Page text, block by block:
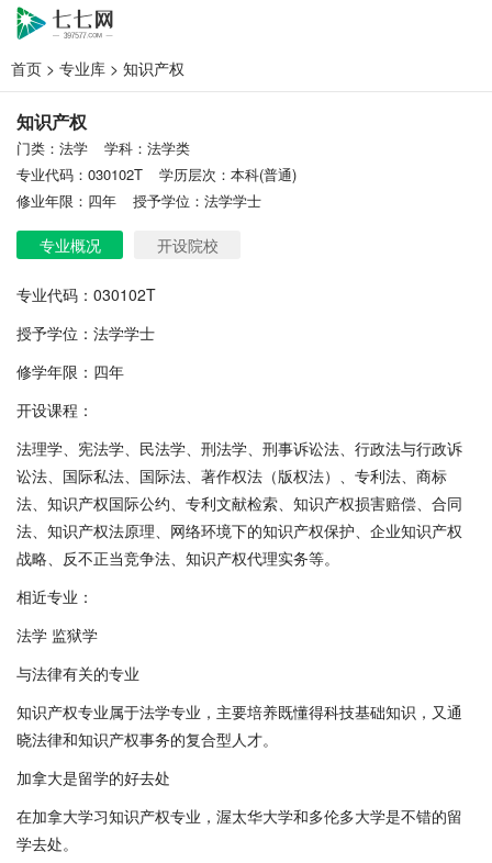
首页 > 专业库 > 知识产权
知识产权
门类：法学
学科：法学类
专业代码：030102T
学历层次：本科(普通)
修业年限：四年
授予学位：法学学士
专业概况 开设院校
专业代码：030102T
授予学位：法学学士
修学年限：四年
开设课程：
法理学、宪法学、民法学、刑法学、刑事诉讼法、行政法与行政诉
讼法、国际私法、国际法、著作权法（版权法）、专利法、商标
法、知识产权国际公约、专利文献检索、知识产权损害赔偿、合同
法、知识产权法原理、网络环境下的知识产权保护、企业知识产权
战略、反不正当竞争法、知识产权代理实务等。
相近专业：
法学 监狱学
与法律有关的专业
知识产权专业属于法学专业，主要培养既懂得科技基础知识，又通
晓法律和知识产权事务的复合型人才。
加拿大是留学的好去处
在加拿大学习知识产权专业，渥太华大学和多伦多大学是不错的留
学去处。